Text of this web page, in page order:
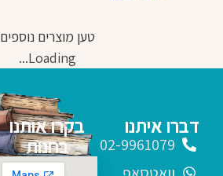
טען מוצרים נוספים
Loading...
דברו איתנו
02-9961079
בקרו אותנו
בחנות